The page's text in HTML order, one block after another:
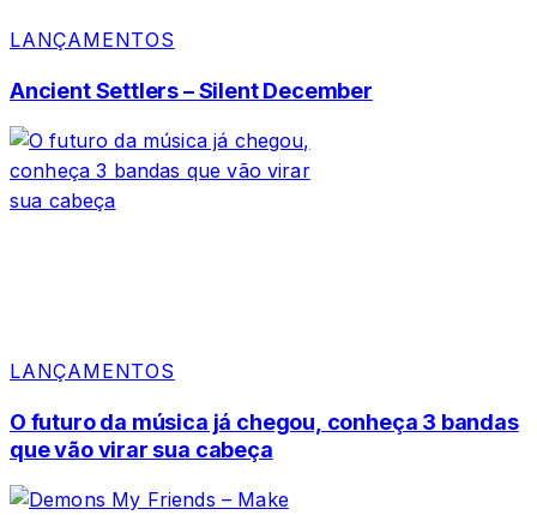
LANÇAMENTOS
Ancient Settlers – Silent December
LANÇAMENTOS
O futuro da música já chegou, conheça 3 bandas
que vão virar sua cabeça